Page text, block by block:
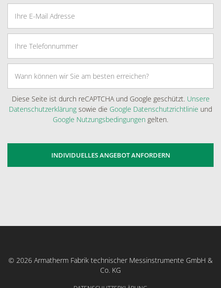
Diese Seite ist durch reCAPTCHA und Google geschützt. Unsere
Datenschutzerklärung sowie die Google Datenschutzrichtlinie und
Google Nutzungsbedingungen gelten.
© 2026 Armatherm Fabrik technischer Messinstrumente GmbH &
Co. KG